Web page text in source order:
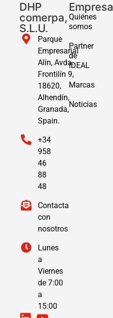
DHP
comerpa,
S.L.U.
Parque
Empresarial
Alín, Avda.
Frontilín 9,
18620,
Alhendín,
Granada,
Spain.
+34
958
46
88
48
Contacta
con
nosotros
Lunes
a
Viernes
de 7:00
a
15:00
Empresa
Quiénes
somos
Partner
de
IDEAL
Marcas
Noticias